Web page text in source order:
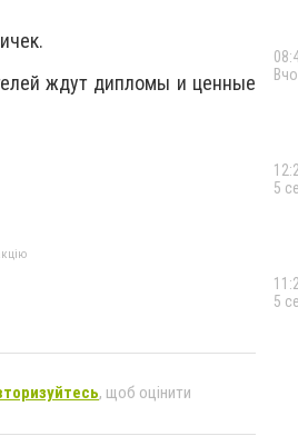
ждут дипломы и ценные
, щоб оцінити
5
5